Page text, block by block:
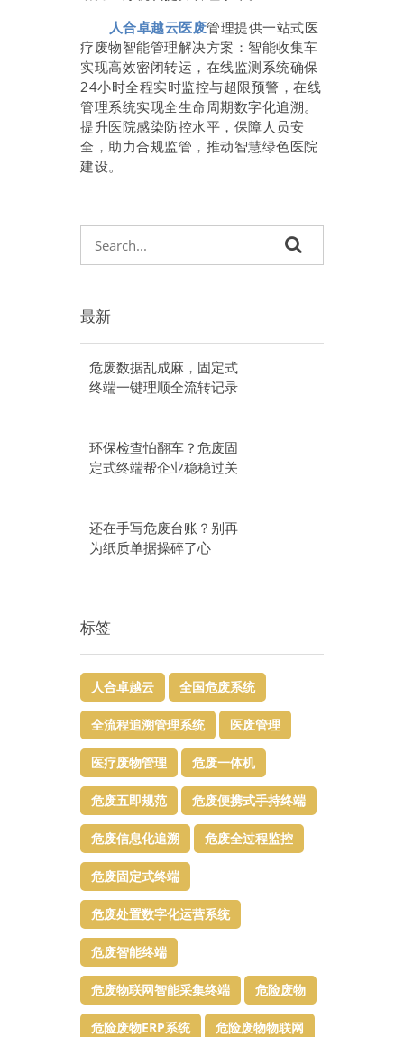
人合卓越云医废管理提供一站式医
疗废物智能管理解决方案：智能收集车
实现高效密闭转运，在线监测系统确保
24小时全程实时监控与超限预警，在线
管理系统实现全生命周期数字化追溯。
提升医院感染防控水平，保障人员安
全，助力合规监管，推动智慧绿色医院
建设。
最新
危废数据乱成麻，固定式
终端一键理顺全流转记录
环保检查怕翻车？危废固
定式终端帮企业稳稳过关
还在手写危废台账？别再
为纸质单据操碎了心
标签
人合卓越云 全国危废系统
全流程追溯管理系统 医废管理
医疗废物管理 危废一体机
危废五即规范 危废便携式手持终端
危废信息化追溯 危废全过程监控
危废固定式终端
危废处置数字化运营系统
危废智能终端
危废物联网智能采集终端 危险废物
危险废物ERP系统 危险废物物联网